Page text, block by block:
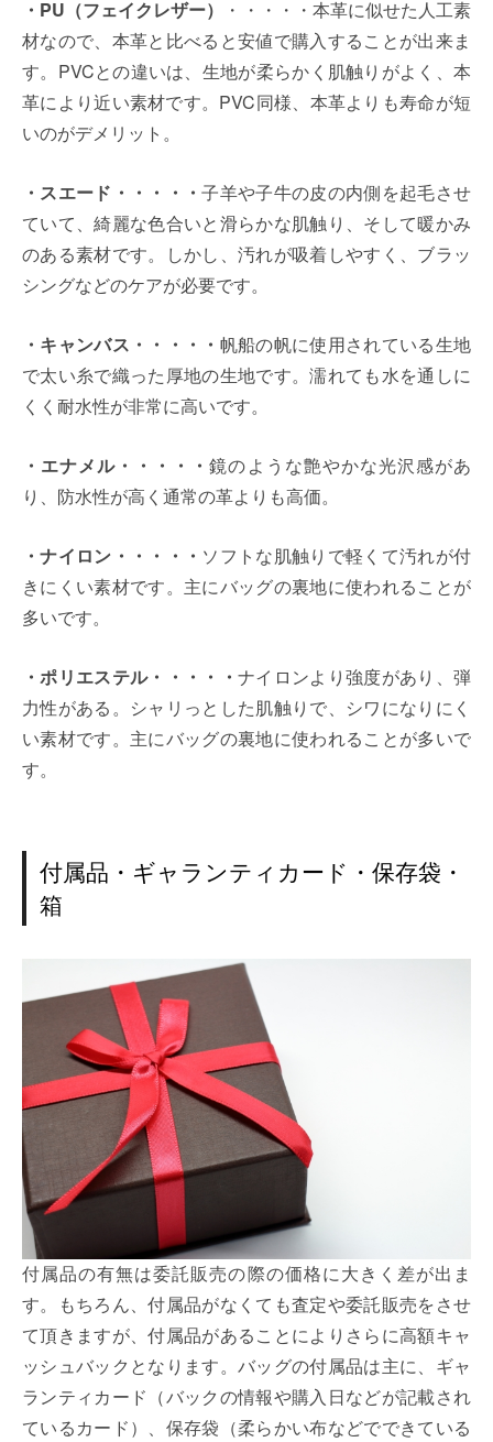
・PU（フェイクレザー）
・・・・・本革に似せた人工素
材なので、本革と比べると安値で購入することが出来ま
す。PVCとの違いは、生地が柔らかく肌触りがよく、本
革により近い素材です。PVC同様、本革よりも寿命が短
いのがデメリット。
・スエード・・・・・子羊や子牛の皮の内側を起毛させ
ていて、綺麗な色合いと滑らかな肌触り、そして暖かみ
のある素材です。しかし、汚れが吸着しやすく、ブラッ
シングなどのケアが必要です。
・キャンバス・・・・・ 帆船の帆に使用されている生地
で太い糸で織った厚地の生地です。濡れても水を通しに
くく耐水性が非常に高いです。
・エナメル・・・・・鏡のような艶やかな光沢感があ
り、防水性が高く通常の革よりも高価。
・ナイロン・・・・・ ソフトな肌触りで軽くて汚れが付
きにくい素材です。主にバッグの裏地に使われることが
多いです。
・ポリエステル・・・・・ ナイロンより強度があり、弾
力性がある。シャリっとした肌触りで、シワになりにく
い素材です。主にバッグの裏地に使われることが多いで
す。
付属品・ギャランティカード・保存袋・
箱
付属品の有無は委託販売の際の価格に大きく差が出ま
す。もちろん、付属品がなくても査定や委託販売をさせ
て頂きますが、付属品があることによりさらに高額キャ
ッシュバックとなります。バッグの付属品は主に、ギャ
ランティカード（バックの情報や購入日などが記載され
ているカード）、保存袋（柔らかい布などでできている